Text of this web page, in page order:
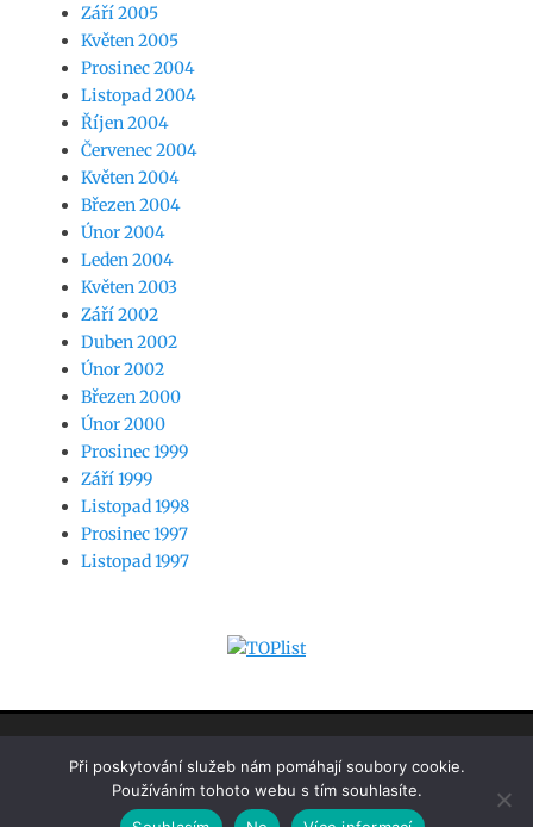
Září 2005
Květen 2005
Prosinec 2004
Listopad 2004
Říjen 2004
Červenec 2004
Květen 2004
Březen 2004
Únor 2004
Leden 2004
Květen 2003
Září 2002
Duben 2002
Únor 2002
Březen 2000
Únor 2000
Prosinec 1999
Září 1999
Listopad 1998
Prosinec 1997
Listopad 1997
Copyright © 2026 Jak na SW by Martin Hansgut . Všechna práva
Při poskytování služeb nám pomáhají soubory cookie.
Používáním tohoto webu s tím souhlasíte.